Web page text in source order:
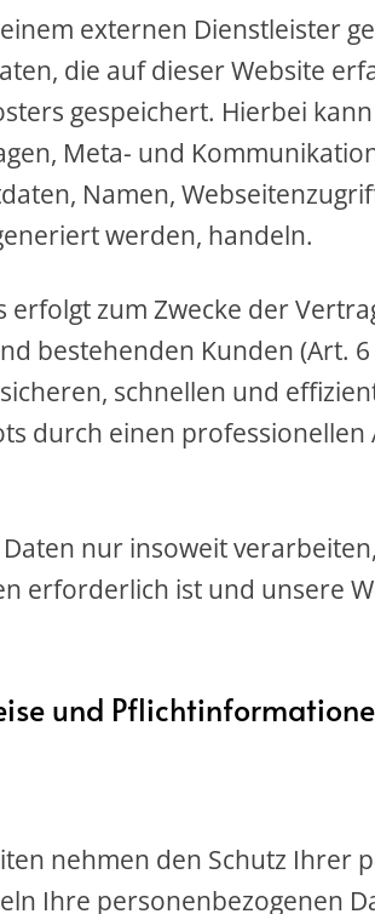
externen Dienstleister
die auf dieser Website
gespeichert. Hierbei kann
Meta- und
Namen,
werden, handeln.
erfolgt zum Zwecke der
bestehenden Kunden (Art. 6
schnellen und
durch einen professionellen
nur insoweit
erforderlich ist und unsere
und
nehmen den Schutz Ihrer
Ihre personenbezogenen